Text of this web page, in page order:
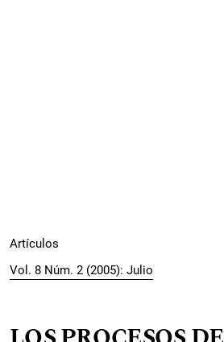
Artículos
Vol. 8 Núm. 2 (2005): Julio